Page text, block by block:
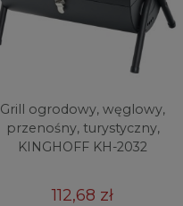
Grill ogrodowy, węglowy,
przenośny, turystyczny,
KINGHOFF KH-2032
112,68 zł